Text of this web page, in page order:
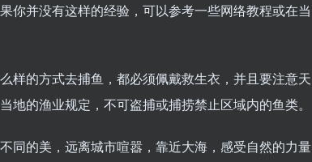
你并没有这样的经验，可以参考一些网络教程或在当
样的方式去捕鱼，都必须佩戴救生衣，并且要注意天
的渔业规定，不可盗捕或捕捞禁止区域内的鱼类。
同的美，远离城市喧嚣，靠近大海，感受自然的力量